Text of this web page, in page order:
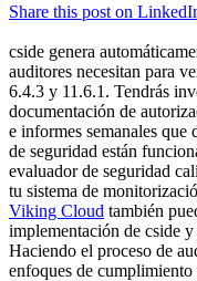
Share this post on
cside genera
auditores necesitan para
6.4.3 y 11.6.1. Tendrás
documentación de
e informes semanales que
de seguridad están
evaluador de seguridad
tu sistema de
Viking Cloud también
implementación de cside
Haciendo el proceso de
enfoques de cumplimiento